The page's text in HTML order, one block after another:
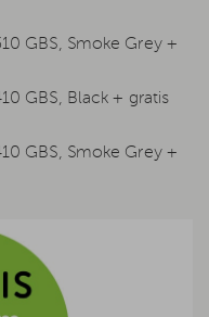
GBS, Smoke Grey +
GBS, Black + gratis
GBS, Smoke Grey +